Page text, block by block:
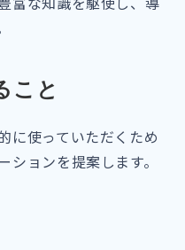
こと
に使っていただくため
ョンを提案します。